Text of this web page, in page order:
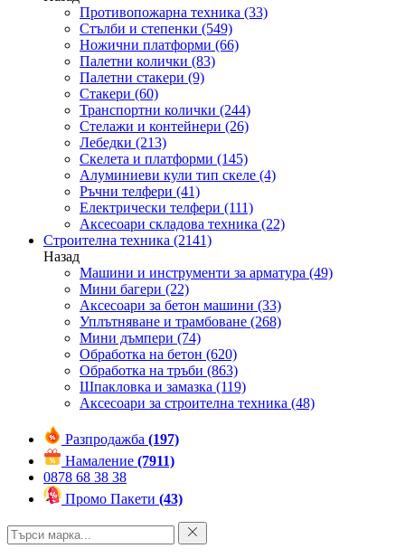
Противопожарна техника (33)
Стълби и степенки (549)
Ножични платформи (66)
Палетни колички (83)
Палетни стакери (9)
Стакери (60)
Транспортни колички (244)
Стелажи и контейнери (26)
Лебедки (213)
Скелета и платформи (145)
Алуминиеви кули тип скеле (4)
Ръчни телфери (41)
Електрически телфери (111)
Аксесоари складова техника (22)
Строителна техника (2141)
Назад
Машини и инструменти за арматура (49)
Мини багери (22)
Аксесоари за бетон машини (33)
Уплътняване и трамбоване (268)
Мини дъмпери (74)
Обработка на бетон (620)
Обработка на тръби (863)
Шпакловка и замазка (119)
Аксесоари за строителна техника (48)
Разпродажба (197)
Намаление (7911)
0878 68 38 38
Промо Пакети (43)